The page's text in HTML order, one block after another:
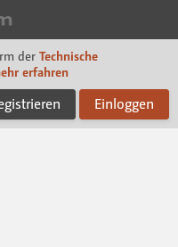
der Technische
erfahren
Einloggen